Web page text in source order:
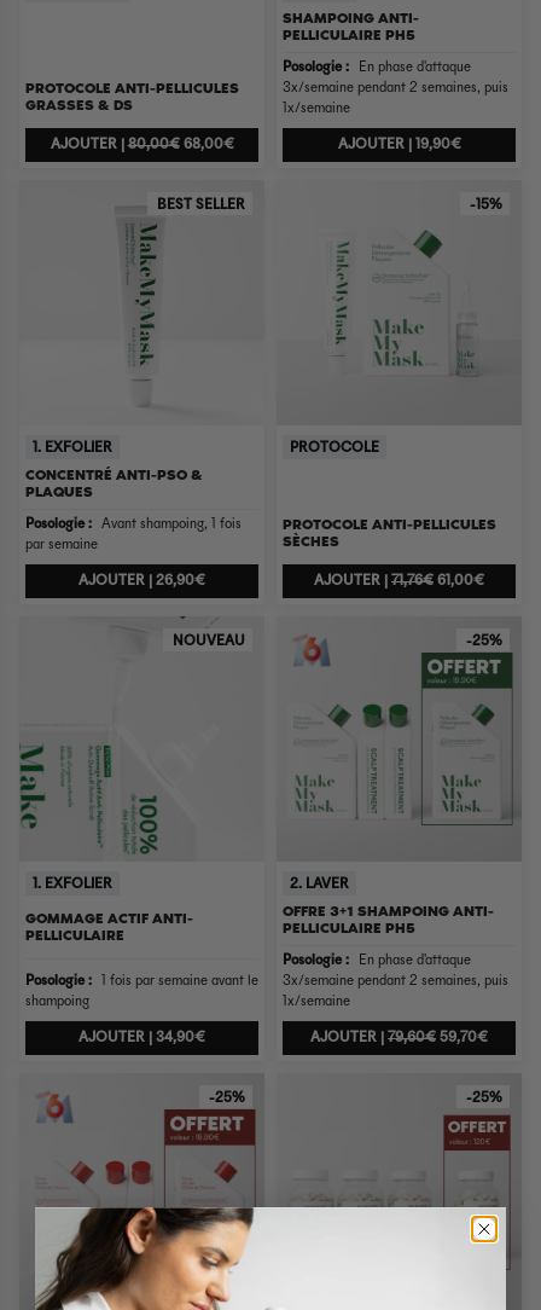
PROTOCOLE ANTI-PELLICULES
GRASSES & DS
AJOUTER |80,00€ 68,00€
SHAMPOING ANTI-
PELLICULAIRE PH5
Posologie :
En phase d'attaque
3x/semaine pendant 2 semaines, puis
1x/semaine
AJOUTER | 19,90€
BEST SELLER
1. EXFOLIER
CONCENTRÉ ANTI-PSO &
PLAQUES
Posologie :
Avant shampoing, 1 fois
par semaine
AJOUTER | 26,90€
-15%
PROTOCOLE
PROTOCOLE ANTI-PELLICULES
SÈCHES
AJOUTER | 71,76€ 61,00€
NOUVEAU
1. EXFOLIER
GOMMAGE ACTIF ANTI-
PELLICULAIRE
Posologie :
1 fois par semaine avant le
shampoing
AJOUTER | 34,90€
-25%
2. LAVER
OFFRE 3+1 SHAMPOING ANTI-
PELLICULAIRE PH5
Posologie :
En phase d'attaque
3x/semaine pendant 2 semaines, puis
1x/semaine
AJOUTER | 79,60€ 59,70€
-25% -25%